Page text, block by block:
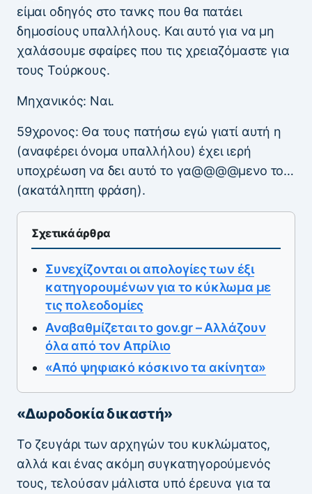
είμαι οδηγός στο τανκς που θα πατάει
δημοσίους υπαλλήλους. Και αυτό για να μη
χαλάσουμε σφαίρες που τις χρειαζόμαστε για
τους Τούρκους.
Μηχανικός: Ναι.
59χρονος: Θα τους πατήσω εγώ γιατί αυτή η
(αναφέρει όνομα υπαλλήλου) έχει ιερή
υποχρέωση να δει αυτό το γα@@@@μενο το…
(ακατάληπτη φράση).
Σχετικά άρθρα
Συνεχίζονται οι απολογίες των έξι
κατηγορουμένων για το κύκλωμα με
τις πολεοδομίες
Αναβαθμίζεται το gov.gr – Αλλάζουν
όλα από τον Απρίλιο
«Από ψηφιακό κόσκινο τα ακίνητα»
«Δωροδοκία δικαστή»
Το ζευγάρι των αρχηγών του κυκλώματος,
αλλά και ένας ακόμη συγκατηγορούμενός
τους, τελούσαν μάλιστα υπό έρευνα για τα